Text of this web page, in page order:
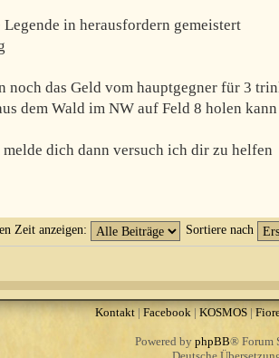
Legende in herausfordern gemeistert
noch das Geld vom hauptgegner für 3
dem Wald im NW auf Feld 8 holen
dich dann versuch ich dir zu helfen
Zeit anzeigen: Sortiere nach
Kontakt|Facebook|KOSMOS|
Powered by phpBB® Forum